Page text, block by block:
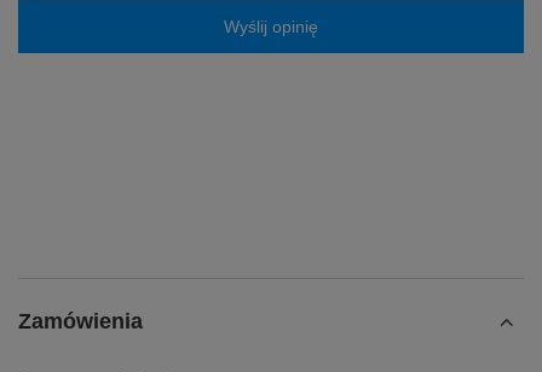
Wyślij opinię
Zamówienia